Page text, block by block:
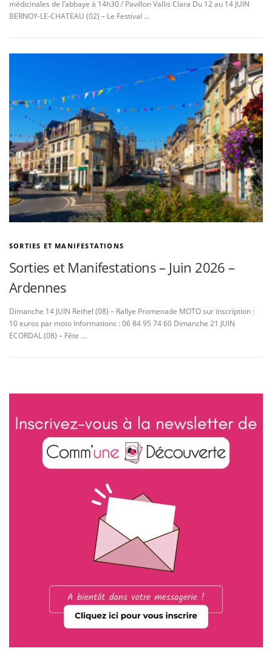
médicinales de l’abbaye à 14h30 / Pavillon Vallis Clara Du 12 au 14 JUIN
BERNOY-LE-CHATEAU (02) – Le Festival …
SORTIES ET MANIFESTATIONS
Sorties et Manifestations – Juin 2026 –
Ardennes
Dimanche 14 JUIN Rethel (08) – Rallye Promenade MOTO sur inscription :
10 euros par moto Informations : 06 84 95 74 60 Dimanche 21 JUIN
ECORDAL (08) – Fête …